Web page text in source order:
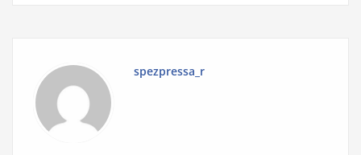
spezpressa_r